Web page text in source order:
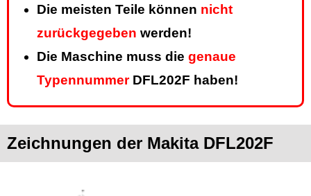
Die meisten Teile können nicht
zurückgegeben werden!
Die Maschine muss die genaue
TypennummerDFL202F haben!
Zeichnungen der Makita DFL202F